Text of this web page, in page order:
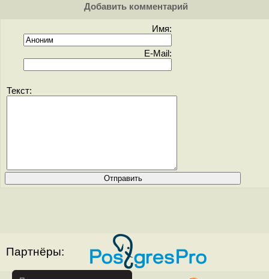
Добавить комментарий
Имя:
E-Mail:
Текст:
Партнёры: